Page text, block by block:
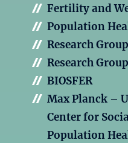
Fertility and
Population
Research
Research
BIOSFER
Max Planck –
Center for
Population